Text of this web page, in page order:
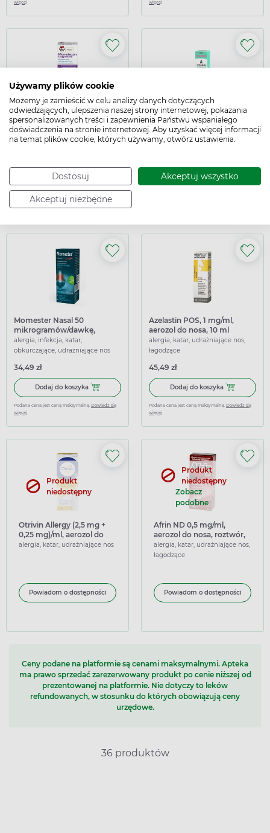
Używamy plików cookie
Możemy je zamieścić w celu analizy danych dotyczących
odwiedzających, ulepszenia naszej strony internetowej, pokazania
spersonalizowanych treści i zapewnienia Państwu wspaniałego
doświadczenia na stronie internetowej. Aby uzyskać więcej informacji
na temat plików cookie, których używamy, otwórz ustawienia.
Dostosuj Akceptuj wszystko
Akceptuj niezbędne
więcej więcej
Mometazon Doppelherz 50
mcg/dawka, 60 dawek
alergia, przeciwalergiczne
Dodaj do koszyka Dodaj do koszyka Mometazon Doppelherz 50 mcg/
Podana cena jest ceną maksymalną.Dowiedz się
więcej
Nasolin A-Vitamin, aerozol
tymianek-eukaliptus, 10 ml
katar, suchość, nawilżające,
ochronne, pielęgnujące,
Dodaj do koszykaDodaj do
Momester Nasal 50
mikrogramów/dawkę,
aerozol do nosa, 120 dawek
alergia, infekcja, katar,
obkurczające, udrażniające nos
34,49 zł
Dodaj do koszyka Dodaj do koszyka Momester Nasal 50 mikrogramów/
Podana cena jest ceną maksymalną. Dowiedz się
więcej
Azelastin POS, 1 mg/ml,
aerozol do nosa, 10 ml
alergia, katar, udrażniające nos,
łagodzące
45,49 zł
Dodaj do koszyka Dodaj do
Podana cena jest ceną maksymalną. Dowiedz się
więcej
Produkt
niedostępny
Otrivin Allergy (2,5 mg +
0,25 mg)/ml, aerozol do
nosa, roztwór, 15 ml
alergia, katar, udrażniające nos
Powiadom o dostępności
Produkt
niedostępny
Zobacz
podobne
Afrin ND 0,5 mg/ml,
aerozol do nosa, roztwór,
15 ml
alergia, katar, udrażniające nos,
łagodzące
Powiadom o dostępności
Ceny podane na platformie są cenami maksymalnymi. Apteka
ma prawo sprzedać zarezerwowany produkt po cenie niższej od
prezentowanej na platformie. Nie dotyczy to leków
refundowanych, w stosunku do których obowiązują ceny
urzędowe.
36 produktów